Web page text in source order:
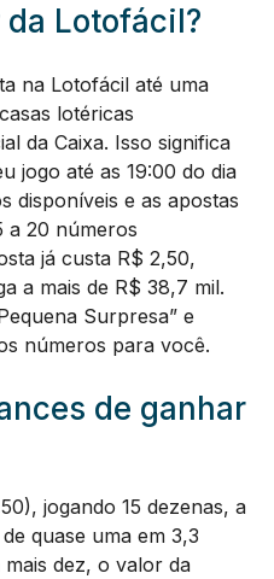
Lotofácil?
na Lotofácil até uma
lotéricas
da Caixa. Isso significa
jogo até as 19:00 do dia
disponíveis e as apostas
a 20 números
já custa R$ 2,50,
a mais de R$ 38,7 mil.
Surpresa” e
números para você.
de ganhar
jogando 15 dezenas, a
quase uma em 3,3
dez, o valor da